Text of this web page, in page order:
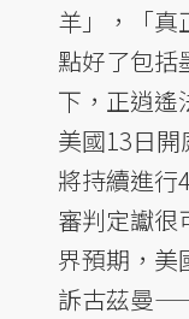
羊」，「真
點好了包括
下，正逍遙
美國13日
將持續進行
審判定讞很
界預期，美
訴古茲曼